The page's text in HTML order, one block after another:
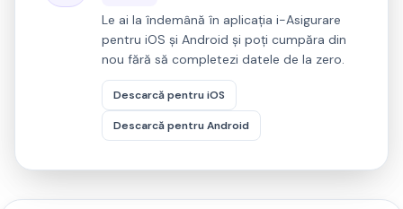
Le ai la îndemână în aplicația i-Asigurare
pentru iOS și Android și poți cumpăra din
nou fără să completezi datele de la zero.
Descarcă pentru iOS
Descarcă pentru Android